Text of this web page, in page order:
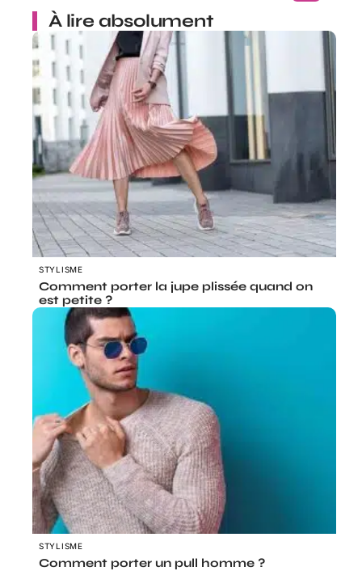
À lire absolument
STYLISME
Comment porter la jupe plissée quand on
est petite ?
STYLISME
Comment porter un pull homme ?